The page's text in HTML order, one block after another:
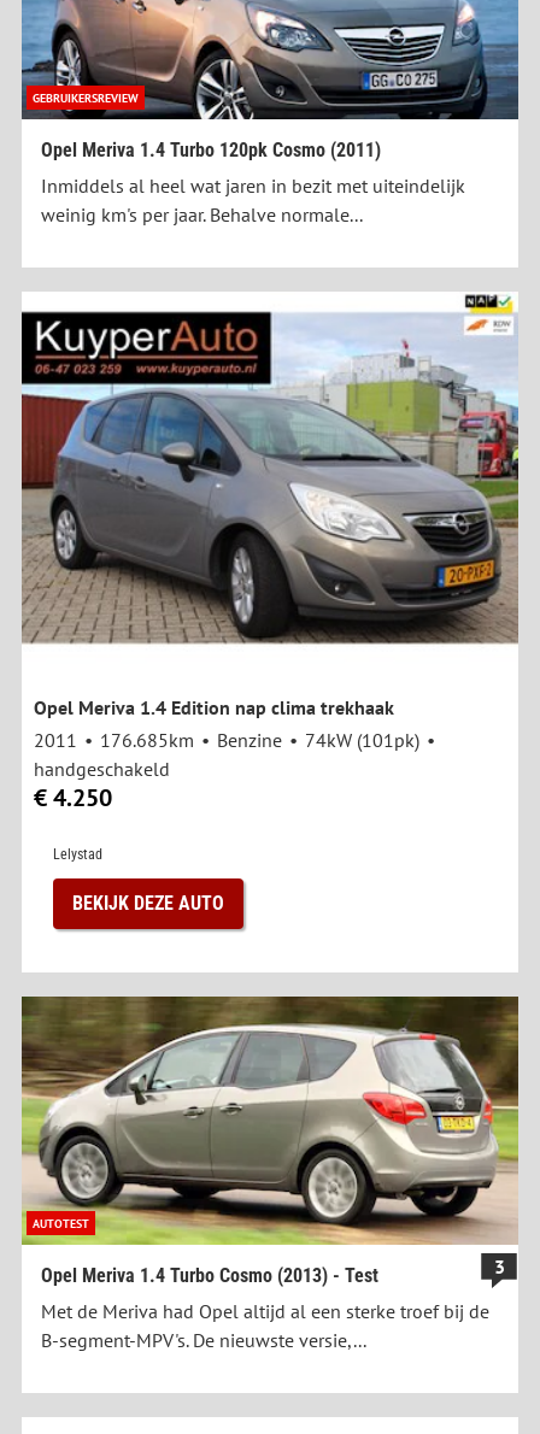
GEBRUIKERSREVIEW
Opel Meriva 1.4 Turbo 120pk Cosmo (2011)
Inmiddels al heel wat jaren in bezit met uiteindelijk
weinig km's per jaar. Behalve normale...
Opel Meriva 1.4 Edition nap clima trekhaak
2011
176.685km Benzine
74kW (101pk)
handgeschakeld
€ 4.250
Lelystad
BEKIJK DEZE AUTO
AUTOTEST
Opel Meriva 1.4 Turbo Cosmo (2013) - Test
3
Met de Meriva had Opel altijd al een sterke troef bij de
B-segment-MPV's. De nieuwste versie,...